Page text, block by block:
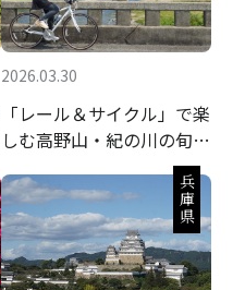
2026.03.30
「レール＆サイクル」で楽
しむ高野山・紀の川の旬の
兵庫県